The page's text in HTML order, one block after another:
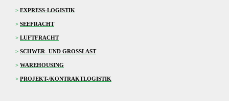
> EXPRESS-LOGISTIK
> SEEFRACHT
> LUFTFRACHT
> SCHWER- UND GROSSLAST
> WAREHOUSING
> PROJEKT-/KONTRAKTLOGISTIK